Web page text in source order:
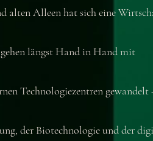
alten Alleen hat sich eine
längst Hand in Hand mit
Technologiezentren gewandelt
der Biotechnologie und der